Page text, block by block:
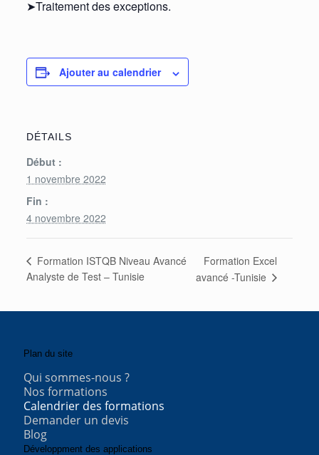
➤Traitement des exceptions.
Ajouter au calendrier
DÉTAILS
Début :
1 novembre 2022
Fin :
4 novembre 2022
Formation ISTQB Niveau Avancé
Analyste de Test – Tunisie
Formation Excel
avancé -Tunisie
Plan du site
Qui sommes-nous ?
Nos formations
Calendrier des formations
Demander un devis
Blog
Développment des applications